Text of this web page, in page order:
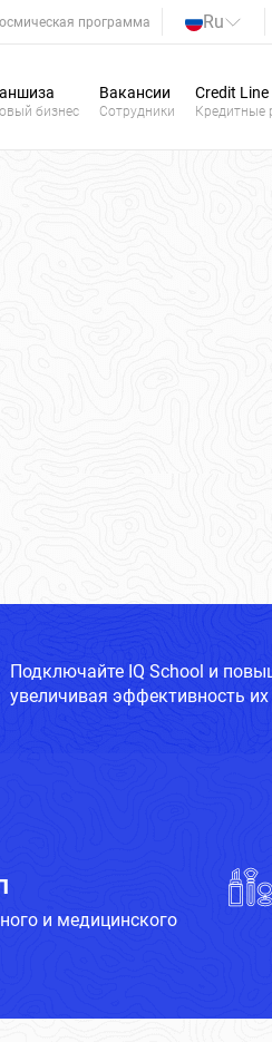
программа Ru
бизнес
Вакансии
Сотрудники
Credit Line
Кредитные
Подключайте IQ School и
увеличивая эффективность
и медицинского